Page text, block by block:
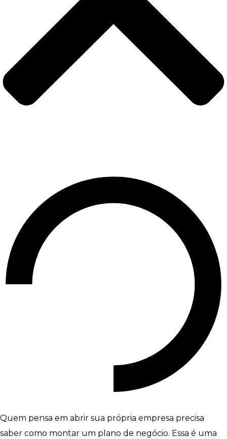
Quem pensa em abrir sua própria empresa precisa
saber como montar um plano de negócio. Essa é uma